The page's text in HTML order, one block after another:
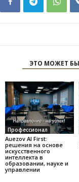
ЭТО МОЖЕТ
Профессионал
Auezov AI First:
решения на основе
искусственного
интеллекта в
образовании, науке и
управлении